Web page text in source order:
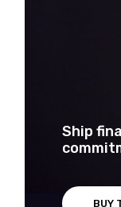
Ship
BUY